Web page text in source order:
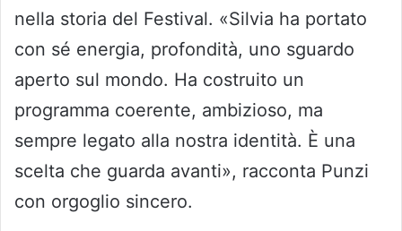
nella storia del Festival. «Silvia ha portato
con sé energia, profondità, uno sguardo
aperto sul mondo. Ha costruito un
programma coerente, ambizioso, ma
sempre legato alla nostra identità. È una
scelta che guarda avanti», racconta Punzi
con orgoglio sincero.